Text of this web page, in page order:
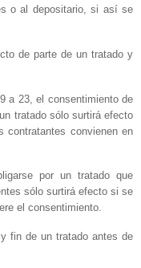
o al depositario, si así se
de parte de un tratado y
a 23, el consentimiento de
tratado sólo surtirá efecto
contratantes convienen en
por un tratado que
sólo surtirá efecto si se
el consentimiento.
fin de un tratado antes de